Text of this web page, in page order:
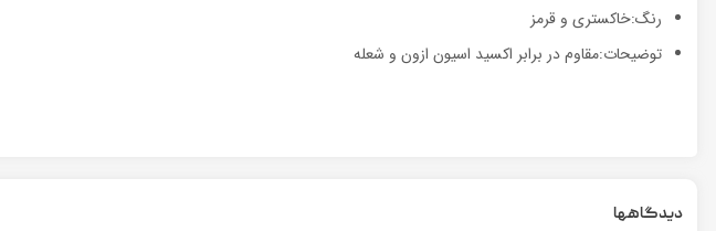
رنگ:خاکستری و قرمز
توضیحات:مقاوم در برابر اکسید اسیون ازون و شعله
دیدگاهها